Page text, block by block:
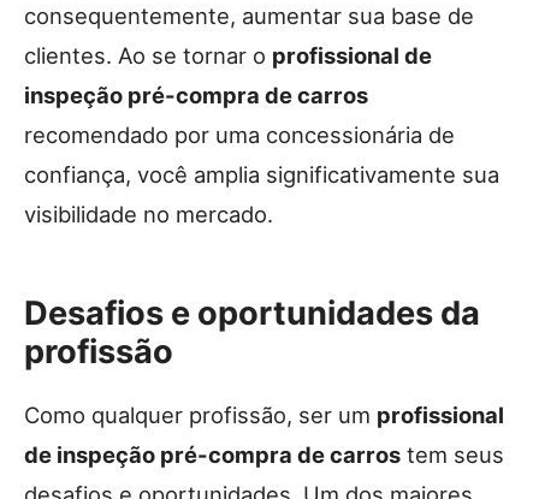
consequentemente, aumentar sua base de
clientes. Ao se tornar o profissional de
inspeção pré-compra de carros
recomendado por uma concessionária de
confiança, você amplia significativamente sua
visibilidade no mercado.
Desafios e oportunidades da
profissão
Como qualquer profissão, ser um profissional
de inspeção pré-compra de carros tem seus